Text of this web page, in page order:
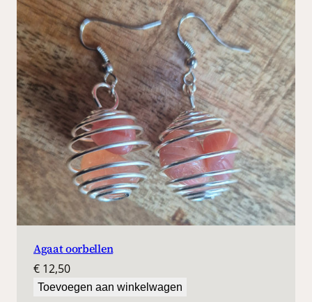
Agaat oorbellen
€ 12,50
Toevoegen aan winkelwagen